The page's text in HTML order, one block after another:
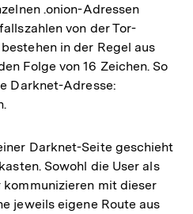
.onion-Adressen
von der Tor-
in der Regel aus
Folge von 16 Zeichen. So
Darknet-Adresse:
Darknet-Seite geschieht
Sowohl die User als
mit dieser
jeweils eigene Route aus